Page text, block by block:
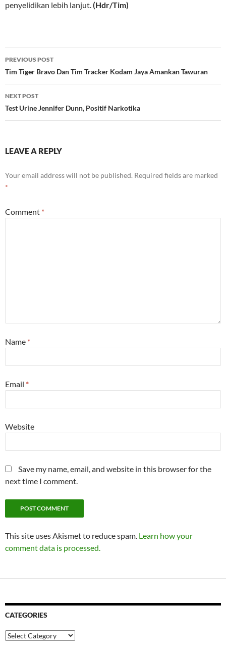
penyelidikan lebih lanjut. (Hdr/Tim)
Post
navigation
PREVIOUS POST
Tim Tiger Bravo Dan Tim Tracker Kodam Jaya Amankan Tawuran
NEXT POST
Test Urine Jennifer Dunn, Positif Narkotika
LEAVE A REPLY
Your email address will not be published. Required fields are marked
*
Comment *
Name *
Email *
Website
Save my name, email, and website in this browser for the
next time I comment.
This site uses Akismet to reduce spam. Learn how your
comment data is processed.
CATEGORIES
Categories